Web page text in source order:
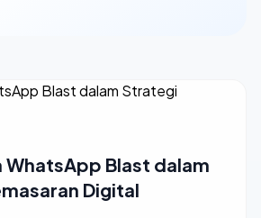
WhatsApp Blast dalam
Digital